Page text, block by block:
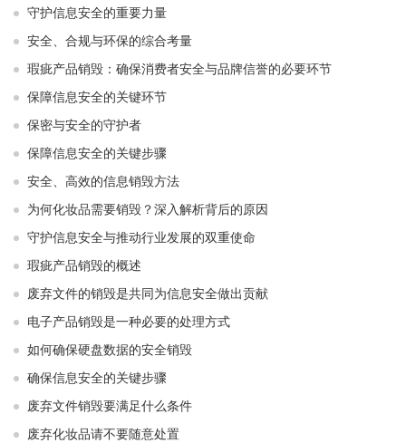
守护信息安全的重要力量
安全、合规与环保的综合考量
瑕疵产品销毁：确保消费者安全与品牌信誉的必要环节
保障信息安全的关键环节
保密与安全的守护者
保障信息安全的关键步骤
安全、高效的信息销毁方法
为何化妆品需要销毁？深入解析背后的原因
守护信息安全与推动行业发展的双重使命
瑕疵产品销毁的概述
废弃文件的销毁是共同为信息安全做出贡献
电子产品销毁是一种必要的处理方式
如何确保硬盘数据的安全销毁
确保信息安全的关键步骤
废弃文件销毁要满足什么条件
废弃化妆品请不要随意处置